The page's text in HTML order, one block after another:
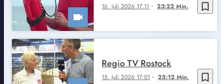
bookmark_border
16. Juli 2026 17:11 23:22 Min.
bookmark_border
15. Juli 2026 17:01 25:12 Min.
Regio TV Rostock